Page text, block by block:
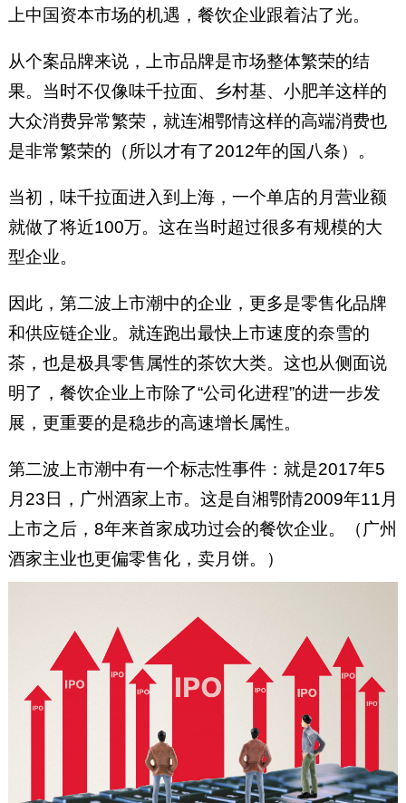
上中国资本市场的机遇，餐饮企业跟着沾了光。
从个案品牌来说，上市品牌是市场整体繁荣的结
果。当时不仅像味千拉面、乡村基、小肥羊这样的
大众消费异常繁荣，就连湘鄂情这样的高端消费也
是非常繁荣的（所以才有了2012年的国八条）。
当初，味千拉面进入到上海，一个单店的月营业额
就做了将近100万。这在当时超过很多有规模的大
型企业。
因此，第二波上市潮中的企业，更多是零售化品牌
和供应链企业。就连跑出最快上市速度的奈雪的
茶，也是极具零售属性的茶饮大类。这也从侧面说
明了，餐饮企业上市除了“公司化进程”的进一步发
展，更重要的是稳步的高速增长属性。
第二波上市潮中有一个标志性事件：就是2017年5
月23日，广州酒家上市。这是自湘鄂情2009年11月
上市之后，8年来首家成功过会的餐饮企业。（广州
酒家主业也更偏零售化，卖月饼。）